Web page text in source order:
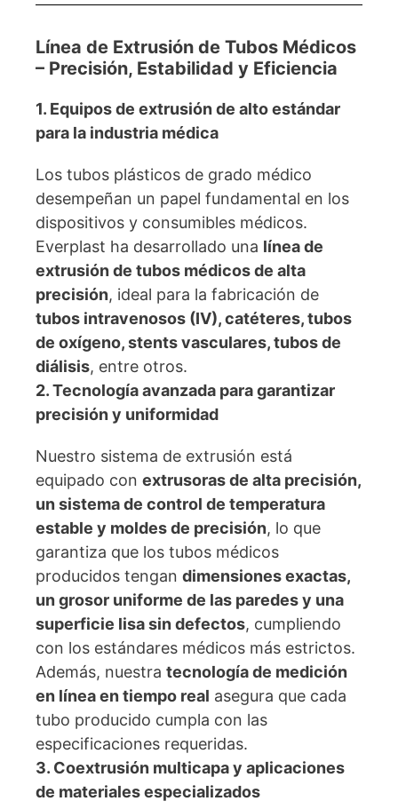
Línea de Extrusión de Tubos Médicos
– Precisión, Estabilidad y Eficiencia
1. Equipos de extrusión de alto estándar
para la industria médica
Los tubos plásticos de grado médico
desempeñan un papel fundamental en los
dispositivos y consumibles médicos.
Everplast ha desarrollado una línea de
extrusión de tubos médicos de alta
precisión, ideal para la fabricación de
tubos intravenosos (IV), catéteres, tubos
de oxígeno, stents vasculares, tubos de
diálisis, entre otros.
2. Tecnología avanzada para garantizar
precisión y uniformidad
Nuestro sistema de extrusión está
equipado con extrusoras de alta precisión,
un sistema de control de temperatura
estable y moldes de precisión, lo que
garantiza que los tubos médicos
producidos tengan dimensiones exactas,
un grosor uniforme de las paredes y una
superficie lisa sin defectos, cumpliendo
con los estándares médicos más estrictos.
Además, nuestra tecnología de medición
en línea en tiempo real asegura que cada
tubo producido cumpla con las
especificaciones requeridas.
3. Coextrusión multicapa y aplicaciones
de materiales especializados